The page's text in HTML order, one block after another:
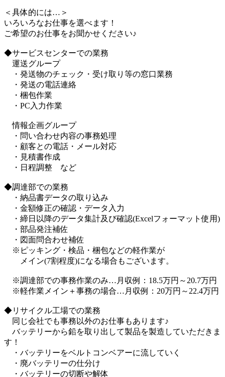
＜具体的には…＞
いろいろなお仕事を選べます！
ご希望のお仕事をお聞かせください♪
◆サービスセンターでの業務
運送グループ
・発送物のチェック・受け取り等の窓口業務
・発送の電話連絡
・梱包作業
・PC入力作業
情報企画グループ
・問い合わせ内容の事務処理
・顧客との電話・メール対応
・見積書作成
・日程調整 など
◆調達部での業務
・納品書データの取り込み
・金額修正の確認・データ入力
・締日以降のデータ集計及び確認(Excelフォーマット使用)
・部品発注補佐
・図面問合わせ補佐
※ピッキング・検品・梱包などの軽作業が
メイン(7割程度)になる場合もございます。
※調達部での事務作業のみ…月収例：18.5万円～20.7万円
※軽作業メイン＋事務の場合…月収例：20万円～22.4万円
◆リサイクル工場での業務
同じ会社でも事務以外のお仕事もあります♪
バッテリーから鉛を取り出して製品を製造していただきま
す！
・バッテリーをベルトコンベアーに流していく
・廃バッテリーの仕分け
・バッテリーの切断や解体